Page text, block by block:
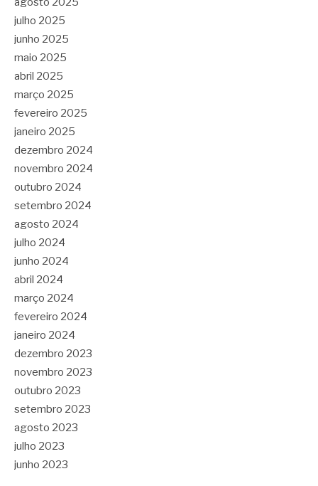
julho 2025
junho 2025
maio 2025
abril 2025
março 2025
fevereiro 2025
janeiro 2025
dezembro 2024
novembro 2024
outubro 2024
setembro 2024
agosto 2024
julho 2024
junho 2024
abril 2024
março 2024
fevereiro 2024
janeiro 2024
dezembro 2023
novembro 2023
outubro 2023
setembro 2023
agosto 2023
julho 2023
junho 2023